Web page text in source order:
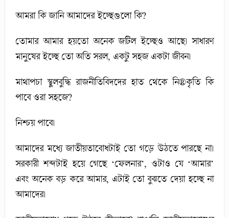
আমরা কি জানি আমাদের ইচ্ছেগুলো কি?
তোমার আমার হয়তো অনেক জটিল ইচ্ছেও আছে। সাধারণ
মানুষের ইচ্ছে তো অতি সরল, একটু সহজ একটা জীবন।
মাথাপচা স্থুলবুদ্ধি রাজনীতিবিদদের হাত থেকে নি®কৃতি কি
পাবে ওরা সহজে?
নিশ্চয় পাবে।
আমাদের মধ্যে জাতীয়তাবোধটাই তো গড়ে উঠতে পারছে না।
সরকারী শব্দটাই হয়ে গেছে ‘ফেলনার’, ওটাও যে ‘আমার’
এবং অনেক বড় করে আমার, এটাই তো বুঝতে দেয়া হচ্ছে না
আমাদের।